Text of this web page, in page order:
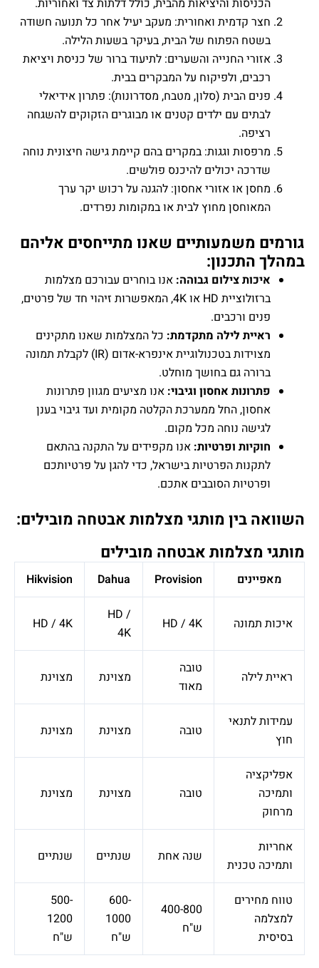
והיציאות מהבית, כולל דלתות צד ואחוריות.
קדמית ואחורית: מעקב יעיל אחר כל תנועה חשודה
הפתוח של הבית, בעיקר בשעות הלילה.
החנייה והשערים: לתיעוד ברור של כניסת ויציאת
ולפיקוח על המבקרים בבית.
הבית (סלון, מטבח, מסדרונות): פתרון אידיאלי
עם ילדים קטנים או מבוגרים הזקוקים להשגחה
וגגות: במקרים בהם קיימת גישה חיצונית נוחה
יכולים להיכנס פולשים.
או אזורי אחסון: להגנה על רכוש יקר ערך
מחוץ לבית או במקומות נפרדים.
משמעותיים שאנו מתייחסים אליהם
התכנון:
צילום גבוהה:אנו בוחרים עבורכם מצלמות
ברזולוציית HD או 4K, המאפשרות זיהוי חד של פרטים,
ורכבים.
לילה מתקדמת:כל המצלמות שאנו מתקינים
מצוידות בטכנולוגיית אינפרא-אדום (IR) לקבלת תמונה
גם בחושך מוחלט.
אחסון וגיבוי:אנו מציעים מגוון פתרונות
החל ממערכת הקלטה מקומית ועד גיבוי בענן
נוחה מכל מקום.
ופרטיות:אנו מקפידים על התקנה בהתאם
הפרטיות בישראל, כדי להגן על פרטיותכם
הסובבים אתכם.
בין מותגי מצלמות אבטחה מובילים:
מצלמות אבטחה מובילים
Provision
Dahua
Hikvision
תמונה HD / 4K
HD /
4K
HD / 4K
טובה
מצוינת
לתנאי
טובה מצוינת מצוינת
מצוינת מצוינת
טכנית
שנתיים שנתיים
600-
1000
500-
1200
ש"ח